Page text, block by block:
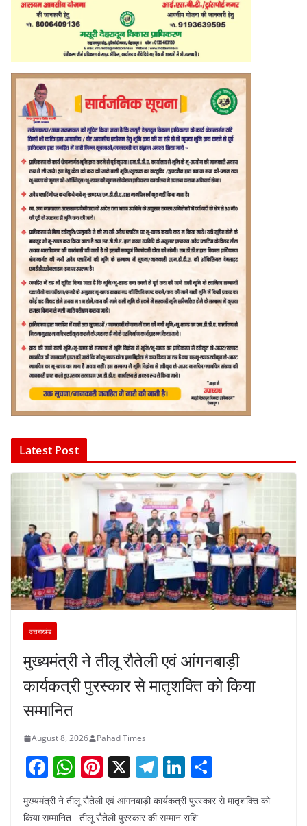
Latest Post
उत्तराखंड
मुख्यमंत्री ने तीलू रौतेली एवं आंगनबाड़ी
कार्यकत्री पुरस्कार से मातृशक्ति को किया
सम्मानित
August 8, 2026 Pahad Times
F
a
c
W
h
at
Pi
nt
er
X T
el
e
Li
n
k
h
ar
मुख्यमंत्री ने तीलू रौतेली एवं आंगनबाड़ी कार्यकत्री पुरस्कार से मातृशक्ति को
किया सम्मानित तीलू रौतेली पुरस्कार की सम्मान राशि